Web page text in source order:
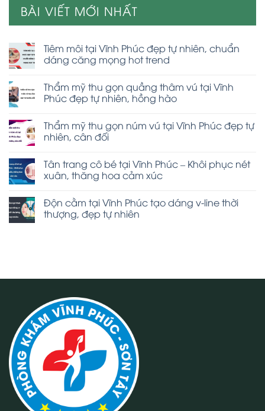
BÀI VIẾT MỚI NHẤT
Tiêm môi tại Vĩnh Phúc đẹp tự nhiên, chuẩn
dáng căng mọng hot trend
Thẩm mỹ thu gọn quầng thâm vú tại Vĩnh
Phúc đẹp tự nhiên, hồng hào
Thẩm mỹ thu gọn núm vú tại Vĩnh Phúc đẹp tự
nhiên, cân đối
Tân trang cô bé tại Vĩnh Phúc – Khôi phục nét
xuân, thăng hoa cảm xúc
Độn cằm tại Vĩnh Phúc tạo dáng v-line thời
thượng, đẹp tự nhiên